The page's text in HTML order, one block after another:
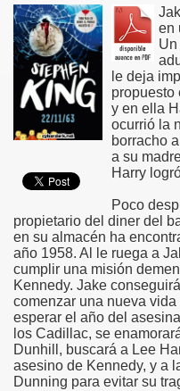
en
le deja
propuesto
y en ella
ocurrió la
borracho
a su
Harry
Poco
propietario del diner del
en su almacén ha
año 1958. Al le ruega a
cumplir una misión
Kennedy. Jake
comenzar una nueva
esperar el año del
los Cadillac, se
Dunhill, buscará a Lee
asesino de Kennedy, y a
Dunning para evitar su